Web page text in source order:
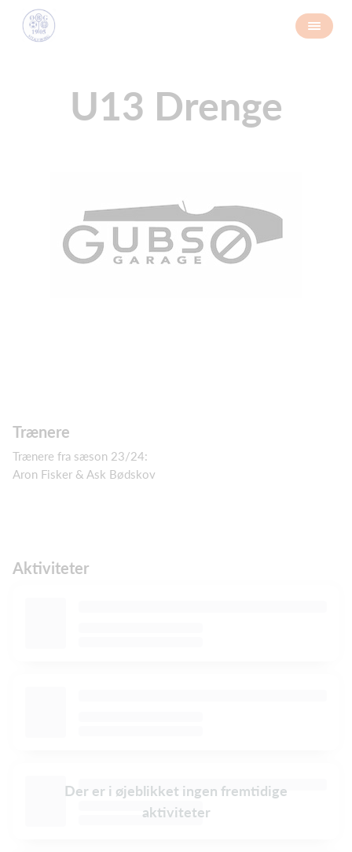
U13 Drenge
Trænere
Trænere fra sæson 23/24:
Aron Fisker & Ask Bødskov
Aktiviteter
Der er i øjeblikket ingen fremtidige
aktiviteter